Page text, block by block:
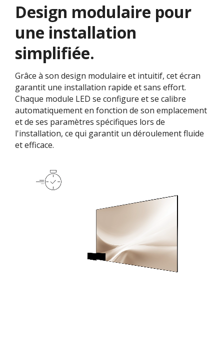
Design modulaire pour
une installation
simplifiée.​
Grâce à son design modulaire et intuitif, cet écran
garantit une installation rapide et sans effort.
Chaque module LED se configure et se calibre
automatiquement en fonction de son emplacement
et de ses paramètres spécifiques lors de
l'installation, ce qui garantit un déroulement fluide
et efficace.